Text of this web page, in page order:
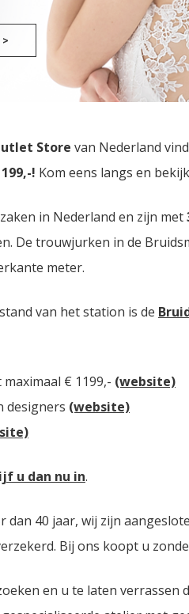
Store van Nederland
! Kom eens langs en
in Nederland en zijn met
De trouwjurken in de
meter.
van het station is de
€ 1199,- (website)
designers (website)
u dan nu in.
dan 40 jaar, wij zijn
Bij ons koopt u
en u te laten